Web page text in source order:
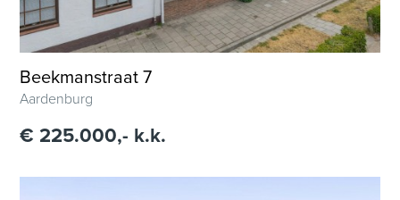
Beekmanstraat 7
Aardenburg
€ 225.000,- k.k.